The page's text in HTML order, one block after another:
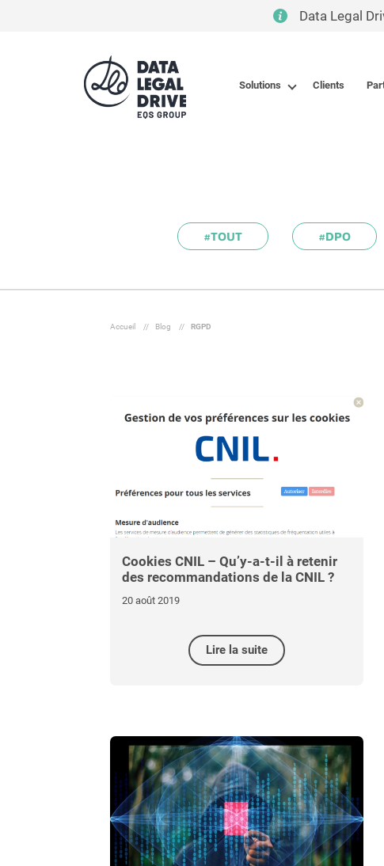
Data Legal
Solutions Clients
#TOUT #DPO
Accueil // Blog // RGPD
Cookies CNIL – Qu’y-a-t-il à retenir
des recommandations de la CNIL ?
20 août 2019
Lire la suite